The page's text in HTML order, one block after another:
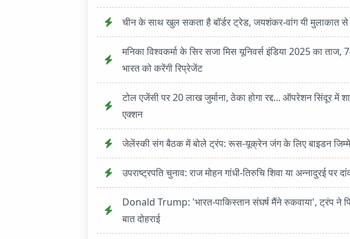
चीन के साथ खुल सकता है बॉर्डर ट्रेड, जयशंकर-वांग यी मुलाकात
मनिका विश्वकर्मा के सिर सजा मिस यूनिवर्स इंडिया 2025 का
भारत को करेंगी रिप्रेजेंट
टोल एजेंसी पर 20 लाख जुर्माना, ठेका होगा रद्द... ऑपरेशन सिंदूर में
एक्शन
जेलेंस्की संग बैठक में बोले ट्रंप: रूस-यूक्रेन जंग के लिए बाइडन
उपराष्ट्रपति चुनाव: राज मोहन गांधी-तिरुचि शिवा या अन्नादुरई
Donald Trump: 'भारत-पाकिस्तान संघर्ष मैंने रुकवाया', ट्रंप ने
बात दोहराई